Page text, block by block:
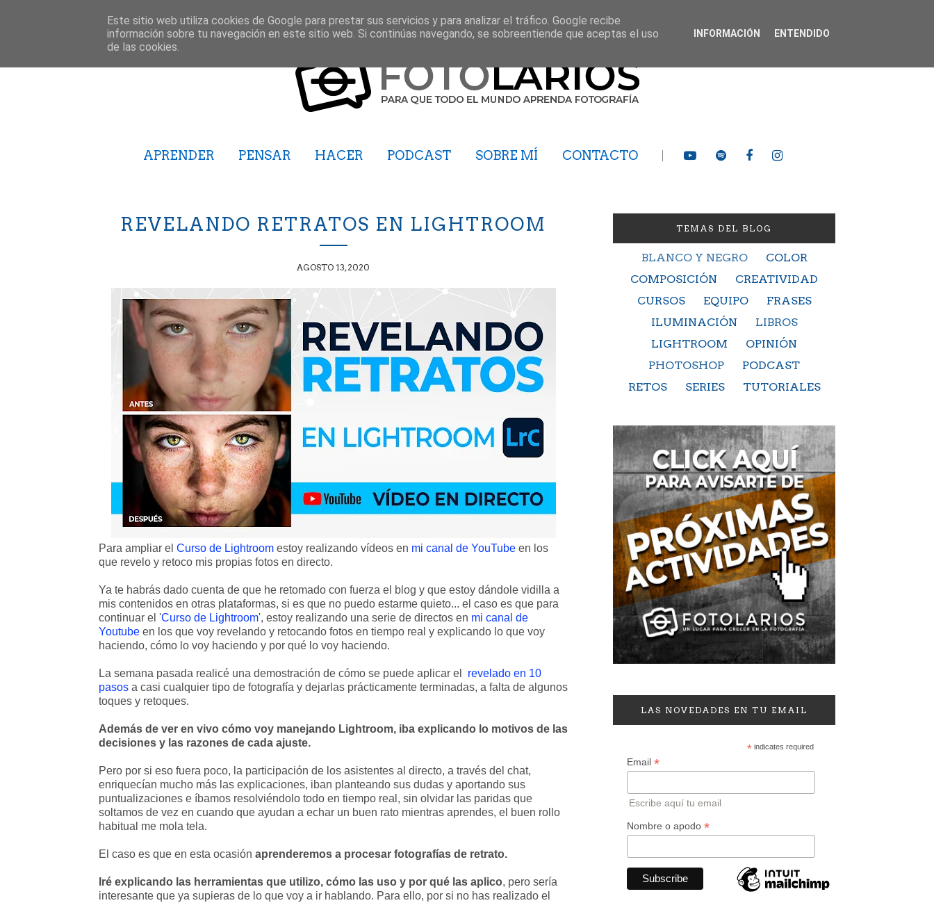
APRENDER PENSAR HACER PODCAST SOBRE MÍ CONTACTO
REVELANDO RETRATOS EN LIGHTROOM
AGOSTO 13, 2020
Para ampliar el Curso de Lightroom estoy realizando vídeos en mi canal de YouTube en los
que revelo y retoco mis propias fotos en directo.
Ya te habrás dado cuenta de que he retomado con fuerza el blog y que estoy dándole vidilla a
mis contenidos en otras plataformas, si es que no puedo estarme quieto... el caso es que para
continuar el 'Curso de Lightroom', estoy realizando una serie de directos en mi canal de
Youtube en los que voy revelando y retocando fotos en tiempo real y explicando lo que voy
haciendo, cómo lo voy haciendo y por qué lo voy haciendo.
La semana pasada realicé una demostración de cómo se puede aplicar el revelado en 10
pasos a casi cualquier tipo de fotografía y dejarlas prácticamente terminadas, a falta de algunos
toques y retoques.
Además de ver en vivo cómo voy manejando Lightroom, iba explicando lo motivos de las
decisiones y las razones de cada ajuste.
Pero por si eso fuera poco, la participación de los asistentes al directo, a través del chat,
enriquecían mucho más las explicaciones, iban planteando sus dudas y aportando sus
puntualizaciones e íbamos resolviéndolo todo en tiempo real, sin olvidar las paridas que
soltamos de vez en cuando que ayudan a echar un buen rato mientras aprendes, el buen rollo
habitual me mola tela.
El caso es que en esta ocasión aprenderemos a procesar fotografías de retrato.
Iré explicando las herramientas que utilizo, cómo las uso y por qué las aplico, pero sería
interesante que ya supieras de lo que voy a ir hablando. Para ello, por si no has realizado el
TEMAS DEL BLOG
BLANCO Y NEGRO
COLOR
COMPOSICIÓN
CREATIVIDAD
CURSOS
EQUIPO
FRASES
ILUMINACIÓN
LIBROS
LIGHTROOM
OPINIÓN
PHOTOSHOP
PODCAST
RETOS
SERIES TUTORIALES
LAS NOVEDADES EN TU EMAIL
*indicates required
Email *
Escribe aquí tu email
Nombre o apodo *
Este sitio web utiliza cookies de Google para prestar sus servicios y para analizar el tráfico. Google recibe
información sobre tu navegación en este sitio web. Si continúas navegando, se sobreentiende que aceptas el uso
de las cookies.
INFORMACIÓN ENTENDIDO